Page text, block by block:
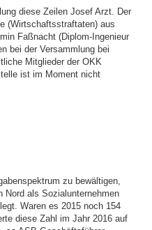
diese Zeilen Josef Arzt. Der
(Wirtschaftsstraftaten) aus
Faßnacht (Diplom-Ingenieur
bei der Versammlung bei
Mitglieder der OKK
ist im Moment nicht
zu bewältigen,
Nord als Sozialunternehmen
Waren es 2015 noch 154
diese Zahl im Jahr 2016 auf